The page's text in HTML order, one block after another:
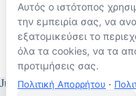
Ακολουθήστε μας
TikTok
Instagram
Facebook
JustMyHome © Copyright
Αυτός ο ιστότοπος
την εμπειρία σας, να
εξατομικεύσει το
όλα τα cookies, να τα
προτιμήσεις σας.
Πολιτική Απορρήτου ·